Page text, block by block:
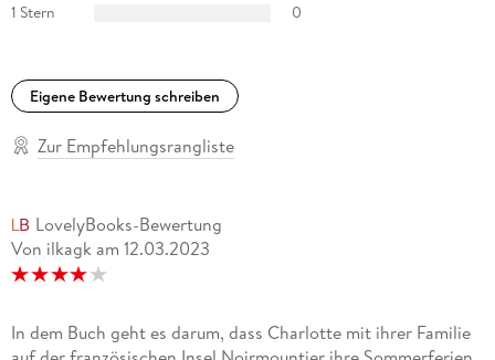
1 Stern
0
Eigene Bewertung schreiben
Zur Empfehlungsrangliste
LovelyBooks-Bewertung
Von ilkagk am 12.03.2023
In dem Buch geht es darum, dass Charlotte mit ihrer Familie